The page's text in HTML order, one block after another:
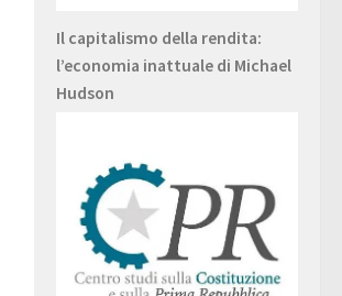
Il capitalismo della rendita:
l’economia inattuale di Michael
Hudson